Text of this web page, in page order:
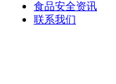
食品安全资讯
联系我们